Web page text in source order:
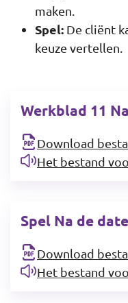
maken.
Spel: De cliënt
keuze vertellen.
Werkblad 11
Download
Het bestand
Spel Na de date
Download
Het bestand